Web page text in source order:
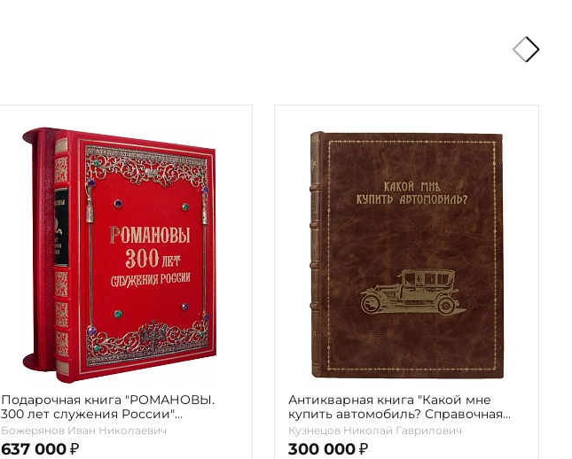
Подарочная книга "РОМАНОВЫ.
300 лет служения России"
Экземпляр № 09 ППМ.17.024
Божерянов Иван Николаевич
637 000 ₽
Антикварная книга "Какой мне
купить автомобиль? Справочная
книга для автомобилистов"
Кузнецов Н.Г. 1914г.
Кузнецов Николай Гаврилович
300 000 ₽